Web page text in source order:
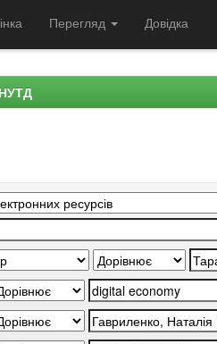
Перегляд Довідка